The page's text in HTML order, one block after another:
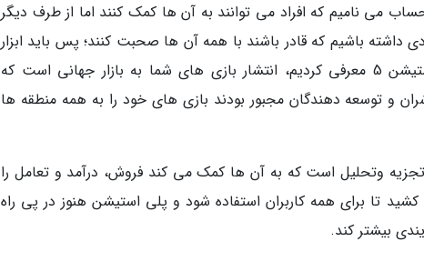
می نامیم که افراد می توانند به آن ها کمک کنند اما از طرف دیگر
داشته باشیم که قادر باشند با همه آن ها صحبت کنند؛ پس باید ابزار
خود را ارتقا دهیم. چیزی که ما برای نسل پلی استیشن 5 معرفی کردیم، انتشار بازی های شما به بازار جهانی است که
و توسعه دهندگان مجبور بودند بازی های خود را به همه منطقه ها
تجزیه وتحلیل است که به آن ها کمک می کند فروش، درآمد و تعامل را
تا برای همه کاربران استفاده شود و پلی استیشن هنوز در پی راه
بیشتر کند.